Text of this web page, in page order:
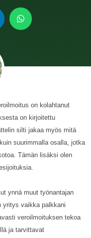
on kolahtanut
on kirjoitettu
silti jakaa myös mitä
suurimmalla osalla, jotka
Tämän lisäksi olen
ynnä muut työnantajan
yritys vaikka palkkani
veroilmoituksen tekoa
ja tarvittavat